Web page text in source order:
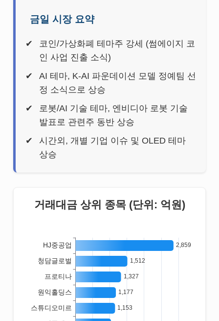
금일 시장 요약
코인/가상화폐 테마주 강세 (썸에이지 코
인 사업 진출 소식)
AI 테마, K-AI 파운데이션 모델 정예팀 선
정 소식으로 상승
로봇/AI 기술 테마, 엔비디아 로봇 기술
발표로 관련주 동반 상승
시간외, 개별 기업 이슈 및 OLED 테마
상승
거래대금 상위 종목 (단위: 억원)